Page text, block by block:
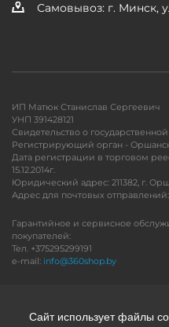
Самовывоз: г. Минск,
ИП Матюк Станислав Сергеевич
УНП 391428121
Свидетельство о государственной
Регистрирующий орган -
Дата регистрации в торговом
15.12.2014г.
Юридический адрес: 211382, г.
Адрес для почтовых отправлений:
Гарантийное и сервисное
покупателей:
Тел. +375295299191
e-mail: info@360shop.by
Сайт использует файлы